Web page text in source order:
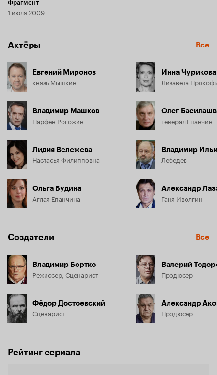
Фрагмент
1 июля 2009
Актёры Все
Евгений Миронов
князь Мышкин
Владимир Машков
Парфен Рогожин
Лидия Вележева
Настасья Филипповна
Ольга Будина
Аглая Епанчина
Инна Чурикова
Лизавета
Олег
генерал Епанчин
Владимир
Лебедев
Александр
Ганя Иволгин
Создатели Все
Владимир Бортко
Режиссёр, Сценарист
Фёдор Достоевский
Сценарист
Валерий
Продюсер
Александр
Продюсер
Рейтинг сериала